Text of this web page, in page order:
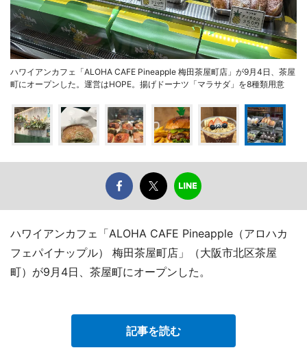
ハワイアンカフェ「ALOHA CAFE Pineapple 梅田茶屋町店」が9月4日、茶屋
町にオープンした。運営はHOPE。揚げドーナツ「マラサダ」を8種類用意
ハワイアンカフェ「ALOHA CAFE Pineapple（アロハカ
フェパイナップル） 梅田茶屋町店」（大阪市北区茶屋
町）が9月4日、茶屋町にオープンした。
記事を読む